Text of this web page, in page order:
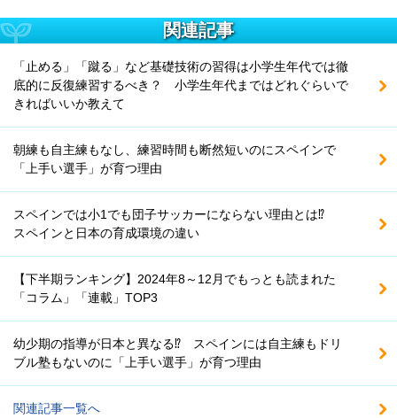
関連記事
「止める」「蹴る」など基礎技術の習得は小学生年代では徹
底的に反復練習するべき？ 小学生年代まではどれぐらいで
きればいいか教えて
朝練も自主練もなし、練習時間も断然短いのにスペインで
「上手い選手」が育つ理由
スペインでは小1でも団子サッカーにならない理由とは⁉
スペインと日本の育成環境の違い
【下半期ランキング】2024年8～12月でもっとも読まれた
「コラム」「連載」TOP3
幼少期の指導が日本と異なる⁉ スペインには自主練もドリ
ブル塾もないのに「上手い選手」が育つ理由
関連記事一覧へ